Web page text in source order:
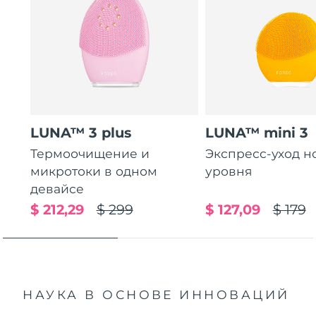
LUNA™ 3 plus
Термоочищение и
микротоки в одном
девайсе
$ 299
$ 212,29
LUNA™ mini 3
Экспресс-уход
уровня
$ 179
$ 127,09
НАУКА В ОСНОВЕ ИННОВАЦИЙ